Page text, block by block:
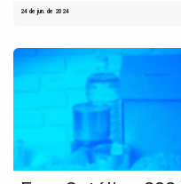
24 de jun. de 2024